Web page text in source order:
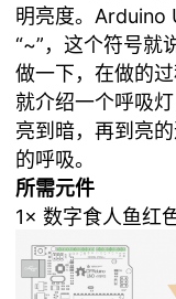
明亮度。Arduino
“~”，这个符号就
做一下，在做的
就介绍一个呼吸
亮到暗，再到亮
的呼吸。
所需元件
1× 数字食人鱼红